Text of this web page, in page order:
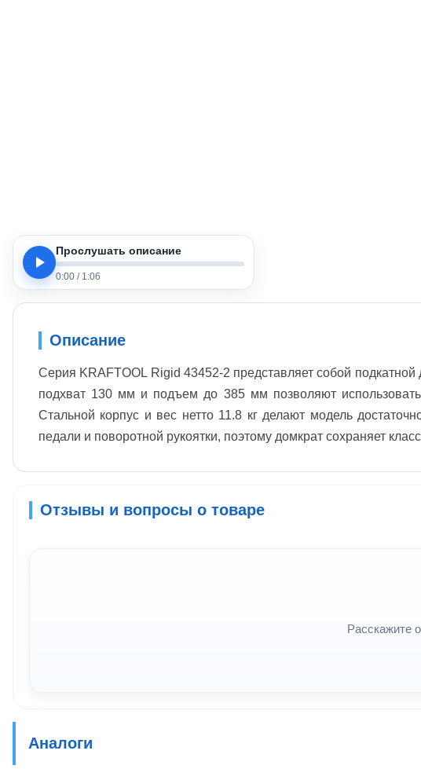
Прослушать описание
0:00 / 1:06
Описание
Серия KRAFTOOL Rigid 43452-2 представляет собой
подхват 130 мм и подъем до 385 мм позволяют
Стальной корпус и вес нетто 11.8 кг делают модель
педали и поворотной рукоятки, поэтому домкрат сохраняет
Отзывы и вопросы о товаре
Расскажите
Аналоги